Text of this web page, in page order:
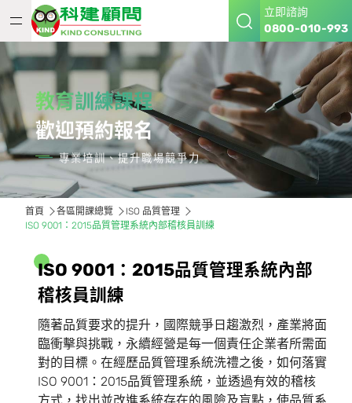
立即諮詢
0800-010-993
教育訓練課程
歡迎預約報名
專業培訓、提升職場競爭力
首頁 各區開課總覽
ISO 品質管理
ISO 9001：2015品質管理系統內部稽核員訓練
ISO 9001 ： 2015品質管理系統內部
稽核員訓 練
隨著品質要求的提升，國際競爭日趨激烈，產業將面
臨衝擊與挑戰，永續經營是每一個責任企業者所需面
對的目標。在經歷品質管理系統洗禮之後，如何落實
ISO 9001：2015品質管理系統，並透過有效的稽核
方式，找出並改進系統存在的風險及盲點，使品質系